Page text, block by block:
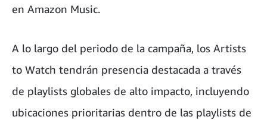
en Amazon Music.
A lo largo del periodo de la campaña, los Artists
to Watch tendrán presencia destacada a través
de playlists globales de alto impacto, incluyendo
ubicaciones prioritarias dentro de las playlists de